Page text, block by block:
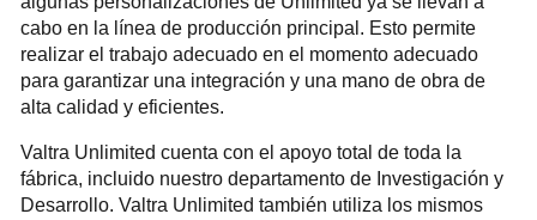
cabo en la línea de producción principal. Esto permite
realizar el trabajo adecuado en el momento adecuado
para garantizar una integración y una mano de obra de
alta calidad y eficientes.
Valtra Unlimited cuenta con el apoyo total de toda la
fábrica, incluido nuestro departamento de Investigación y
Desarrollo. Valtra Unlimited también utiliza los mismos